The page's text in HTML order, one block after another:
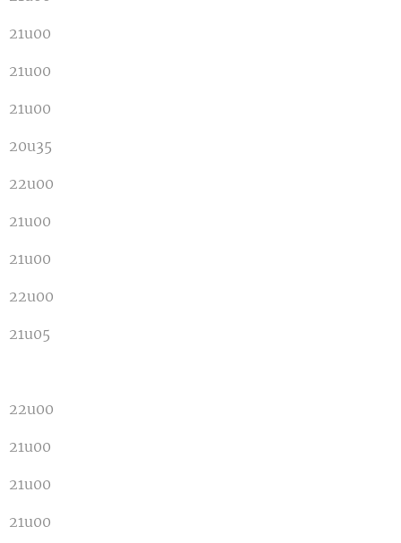
21u00
21u00
21u00
20u35
22u00
21u00
21u00
22u00
21u05
22u00
21u00
21u00
21u00